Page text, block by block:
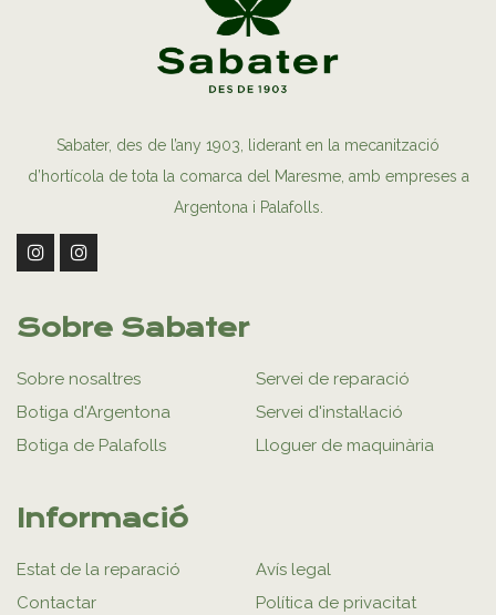
Sabater, des de l’any 1903, liderant en la mecanització
d’hortícola de tota la comarca del Maresme, amb empreses a
Argentona i Palafolls.
Sobre Sabater
Sobre nosaltres
Botiga d'Argentona
Botiga de Palafolls
Servei de reparació
Servei d'instal·lació
Lloguer de maquinària
Informació
Estat de la reparació
Contactar
Avís legal
Política de privacitat